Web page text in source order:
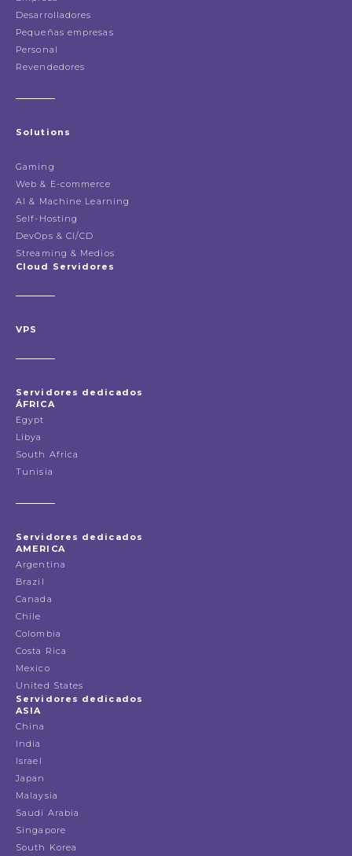
Desarrolladores
Pequeñas empresas
Personal
Revendedores
Solutions
Gaming
Web & E-commerce
AI & Machine Learning
Self-Hosting
DevOps & CI/CD
Streaming & Medios
Cloud Servidores
VPS
Servidores dedicados
ÁFRICA
Egypt
Libya
South Africa
Tunisia
Servidores dedicados
AMERICA
Argentina
Brazil
Canada
Chile
Colombia
Costa Rica
Mexico
United States
Servidores dedicados
ASIA
China
India
Israel
Japan
Malaysia
Saudi Arabia
Singapore
South Korea